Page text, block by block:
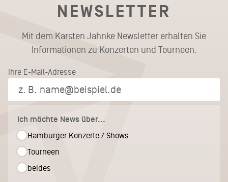
NEWSLETTER
Mit dem Karsten Jahnke Newsletter erhalten Sie
Informationen zu Konzerten und Tourneen.
Ihre E-Mail-Adresse
Ich möchte News über...
Hamburger Konzerte / Shows
Tourneen
beides